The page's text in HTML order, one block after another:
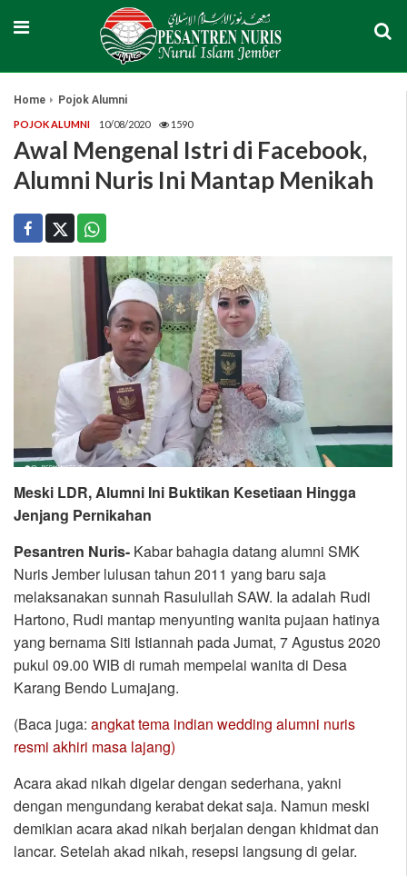
Home Pojok Alumni
POJOK ALUMNI 10/08/2020 1590
Awal Mengenal Istri di Facebook,
Alumni Nuris Ini Mantap Menikah
Meski LDR, Alumni Ini Buktikan Kesetiaan Hingga
Jenjang Pernikahan
Pesantren Nuris- Kabar bahagia datang alumni SMK
Nuris Jember lulusan tahun 2011 yang baru saja
melaksanakan sunnah Rasulullah SAW. Ia adalah Rudi
Hartono, Rudi mantap menyunting wanita pujaan hatinya
yang bernama Siti Istiannah pada Jumat, 7 Agustus 2020
pukul 09.00 WIB di rumah mempelai wanita di Desa
Karang Bendo Lumajang.
(Baca juga: angkat tema indian wedding alumni nuris
resmi akhiri masa lajang)
Acara akad nikah digelar dengan sederhana, yakni
dengan mengundang kerabat dekat saja. Namun meski
demikian acara akad nikah berjalan dengan khidmat dan
lancar. Setelah akad nikah, resepsi langsung di gelar.